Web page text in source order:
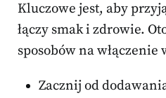
Kluczowe jest, aby
łączy smak i zdrowie.
sposobów na
Zacznij od